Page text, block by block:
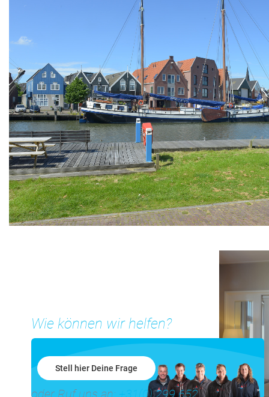
Wie können wir helfen?
Stell hier Deine Frage
oder Ruf uns an: +31(0) 299 652